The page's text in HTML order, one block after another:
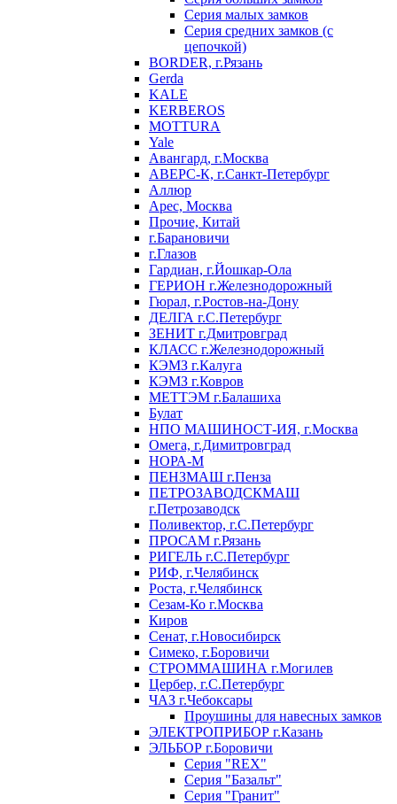
Серия малых замков
Серия средних замков (с
цепочкой)
BORDER, г.Рязань
Gerda
KALE
KERBEROS
MOTTURA
Yale
Авангард, г.Москва
АВЕРС-К, г.Санкт-Петербург
Аллюр
Арес, Москва
Прочие, Китай
г.Барановичи
г.Глазов
Гардиан, г.Йошкар-Ола
ГЕРИОН г.Железнодорожный
Гюрал, г.Ростов-на-Дону
ДЕЛГА г.С.Петербург
ЗЕНИТ г.Дмитровград
КЛАСС г.Железнодорожный
КЭМЗ г.Калуга
КЭМЗ г.Ковров
МЕТТЭМ г.Балашиха
Булат
НПО МАШИНОСТ-ИЯ, г.Москва
Омега, г.Димитровград
НОРА-М
ПЕНЗМАШ г.Пенза
ПЕТРОЗАВОДСКМАШ
г.Петрозаводск
Поливектор, г.С.Петербург
ПРОСАМ г.Рязань
РИГЕЛЬ г.С.Петербург
РИФ, г.Челябинск
Роста, г.Челябинск
Сезам-Ко г.Москва
Киров
Сенат, г.Новосибирск
Симеко, г.Боровичи
СТРОММАШИНА г.Могилев
Цербер, г.С.Петербург
ЧАЗ г.Чебоксары
Проушины для навесных замков
ЭЛЕКТРОПРИБОР г.Казань
ЭЛЬБОР г.Боровичи
Серия "REX"
Серия "Базальт"
Серия "Гранит"